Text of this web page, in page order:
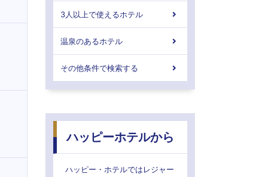
3人以上で使えるホテル
温泉のあるホテル
その他条件で検索する
ハッピーホテルから
ハッピー・ホテルではレジャー